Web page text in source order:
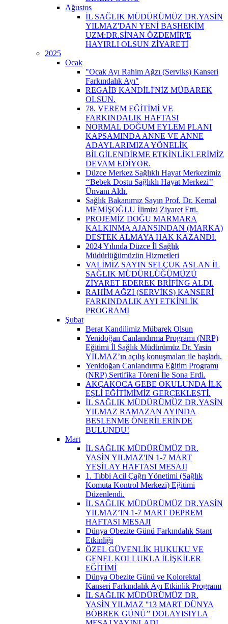
Ağustos
İL SAĞLIK MÜDÜRÜMÜZ DR.YASİN
YILMAZ'DAN YENİ BAŞHEKİM
UZM:DR.SİNAN ÖZDEMİR'E
HAYIRLI OLSUN ZİYARETİ
2025
Ocak
"Ocak Ayı Rahim Ağzı (Serviks) Kanseri
Farkındalık Ayı"
REGAİB KANDİLİ'NİZ MÜBAREK
OLSUN.
78. VEREM EĞİTİMİ VE
FARKINDALIK HAFTASI
NORMAL DOĞUM EYLEM PLANI
KAPSAMINDA ANNE VE ANNE
ADAYLARIMIZA YÖNELİK
BİLGİLENDİRME ETKİNLİKLERİMİZ
DEVAM EDİYOR.
Düzce Merkez Sağlıklı Hayat Merkezimiz
‘‘Bebek Dostu Sağlıklı Hayat Merkezi’’
Ünvanı Aldı.
Sağlık Bakanımız Sayın Prof. Dr. Kemal
MEMİŞOĞLU İlimizi Ziyaret Etti.
PROJEMİZ DOĞU MARMARA
KALKINMA AJANSINDAN (MARKA)
DESTEK ALMAYA HAK KAZANDI.
2024 Yılında Düzce İl Sağlık
Müdürlüğümüzün Hizmetleri
VALİMİZ SAYIN SELÇUK ASLAN İL
SAĞLIK MÜDÜRLÜĞÜMÜZÜ
ZİYARET EDEREK BRİFİNG ALDI.
RAHİM AĞZI (SERVİKS) KANSERİ
FARKINDALIK AYI ETKİNLİK
PROGRAMI
Şubat
Berat Kandilimiz Mübarek Olsun
Yenidoğan Canlandırma Programı (NRP)
Eğitimi İl Sağlık Müdürümüz Dr. Yasin
YILMAZ’ın açılış konuşmaları ile başladı.
Yenidoğan Canlandırma Eğitim Programı
(NRP) Sertifika Töreni İle Sona Erdi.
AKÇAKOCA GEBE OKULUNDA İLK
EŞLİ EĞİTİMİMİZ GERÇEKLEŞTİ.
İL SAĞLIK MÜDÜRÜMÜZ DR.YASİN
YILMAZ RAMAZAN AYINDA
BESLENME ÖNERİLERİNDE
BULUNDU!
Mart
İL SAĞLIK MÜDÜRÜMÜZ DR.
YASİN YILMAZ'IN 1-7 MART
YEŞİLAY HAFTASI MESAJI
1. Tıbbi Acil Çağrı Yönetimi (Sağlık
Komuta Kontrol Merkezi) Eğitimi
Düzenlendi.
İL SAĞLIK MÜDÜRÜMÜZ DR.YASİN
YILMAZ’IN 1-7 MART DEPREM
HAFTASI MESAJI
Dünya Obezite Günü Farkındalık Stant
Etkinliği
ÖZEL GÜVENLİK HUKUKU VE
GENEL KOLLUKLA İLİŞKİLER
EĞİTİMİ
Dünya Obezite Günü ve Kolorektal
Kanseri Farkındalık Ayı Etkinlik Programı
İL SAĞLIK MÜDÜRÜMÜZ DR.
YASİN YILMAZ ''13 MART DÜNYA
BÖBREK GÜNÜ’’ DOLAYISIYLA